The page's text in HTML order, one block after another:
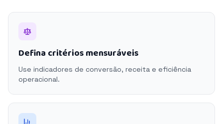
Defina critérios mensuráveis
Use indicadores de conversão, receita e eficiência
operacional.